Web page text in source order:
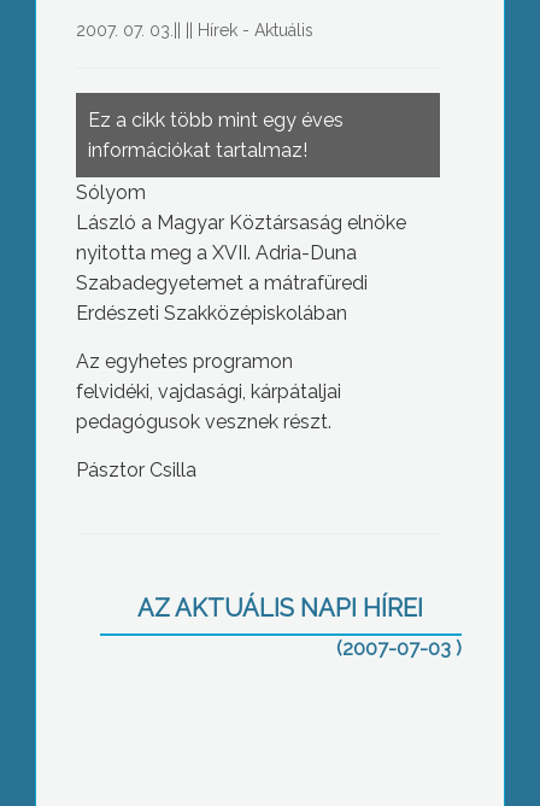
2007. 07. 03. Hírek - Aktuális
Ez a cikk több mint egy éves
információkat tartalmaz!
Sólyom
László a Magyar Köztársaság elnöke
nyitotta meg a XVII. Adria-Duna
Szabadegyetemet a mátrafüredi
Erdészeti Szakközépiskolában
Az egyhetes programon
felvidéki, vajdasági, kárpátaljai
pedagógusok vesznek részt.
Pásztor Csilla
AZ AKTUÁLIS NAPI HÍREI
(2007-07-03 )